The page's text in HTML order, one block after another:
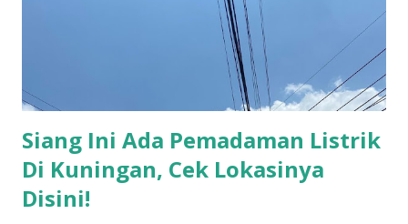
Siang Ini Ada Pemadaman Listrik
Di Kuningan, Cek Lokasinya
Disini!